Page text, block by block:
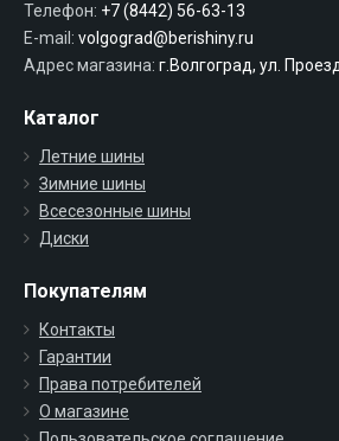
Телефон: +7 (8442) 56-63-13
E-mail: volgograd@berishiny.ru
Адрес магазина: г.Волгоград, ул.
Каталог
Летние шины
Зимние шины
Всесезонные шины
Диски
Покупателям
Контакты
Гарантии
Права потребителей
О магазине